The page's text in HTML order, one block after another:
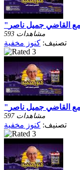
593 مشاهدات
تصنيف: كنوز مخفية
597 مشاهدات
تصنيف: كنوز مخفية